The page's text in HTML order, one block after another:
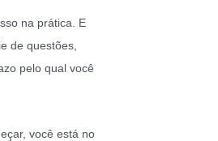
na prática. E
de questões,
pelo qual você
você está no